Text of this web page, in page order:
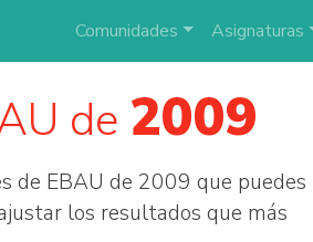
Comunidades Asignaturas
de 2009
de EBAU de 2009 que puedes
los resultados que más